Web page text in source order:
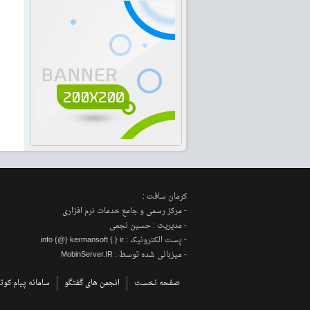
کرمان سافت :
- مرکز رسمی و جامع خدمات نرم افزاری
- مدیریت : حسین نجمی
- پست الکترونیک : info {@} kermansoft {.} ir
- میزبانی شده توسط : MobinServer.IR
صفحه نخست
انجمن های گفتگو سامانه پیام